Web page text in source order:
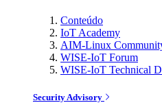
Conteúdo
IoT Academy
AIM-Linux
WISE-IoT Forum
WISE-IoT Technical
Security Advisory